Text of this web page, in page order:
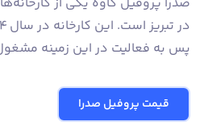
پس به فعالیت در این زمینه
قیمت پروفیل صدرا